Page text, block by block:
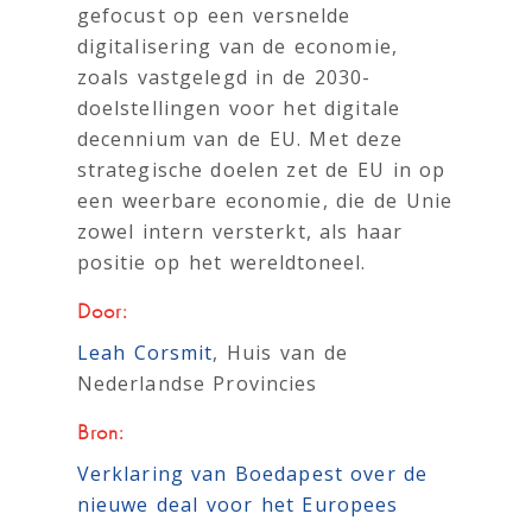
gefocust op een versnelde
digitalisering van de economie,
zoals vastgelegd in de 2030-
doelstellingen voor het digitale
decennium van de EU. Met deze
strategische doelen zet de EU in op
een weerbare economie, die de Unie
zowel intern versterkt, als haar
positie op het wereldtoneel.
Door:
Leah Corsmit, Huis van de
Nederlandse Provincies
Bron:
Verklaring van Boedapest over de
nieuwe deal voor het Europees